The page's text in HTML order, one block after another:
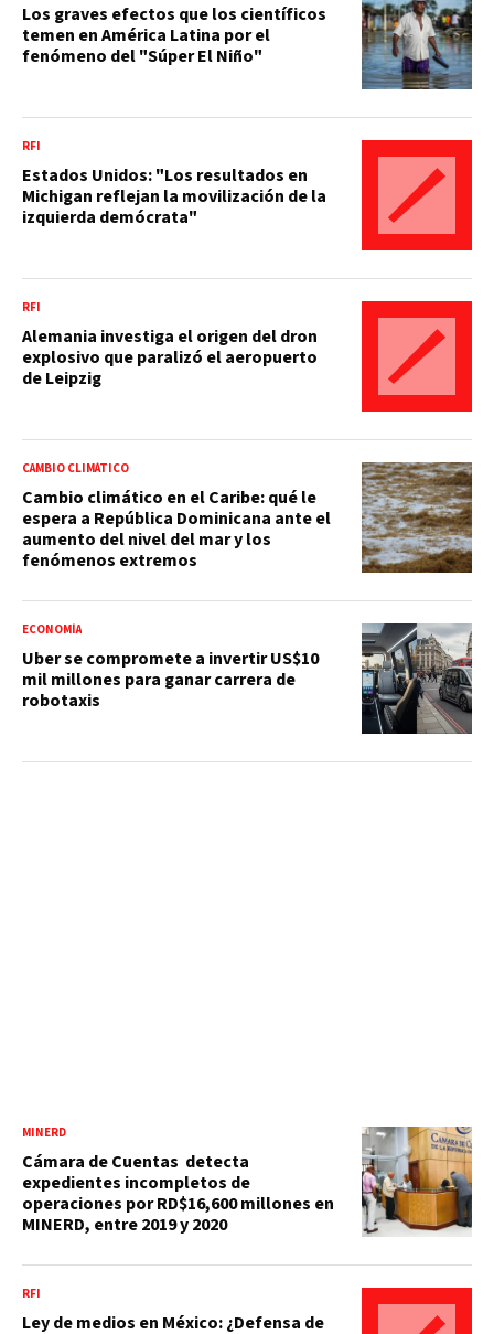
Los graves efectos que los científicos
temen en América Latina por el
fenómeno del "Súper El Niño"
RFI
Estados Unidos: "Los resultados en
Michigan reflejan la movilización de la
izquierda demócrata"
RFI
Alemania investiga el origen del dron
explosivo que paralizó el aeropuerto
de Leipzig
CAMBIO CLIMÁTICO
Cambio climático en el Caribe: qué le
espera a República Dominicana ante el
aumento del nivel del mar y los
fenómenos extremos
ECONOMÍA
Uber se compromete a invertir US$10
mil millones para ganar carrera de
robotaxis
MINERD
Cámara de Cuentas detecta
expedientes incompletos de
operaciones por RD$16,600 millones en
MINERD, entre 2019 y 2020
RFI
Ley de medios en México: ¿Defensa de